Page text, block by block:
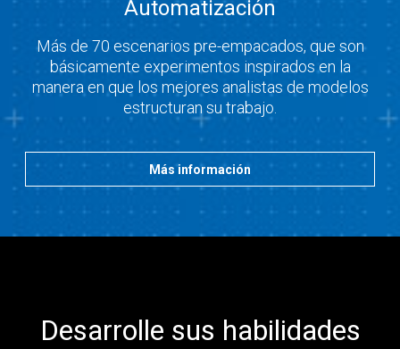
Automatización
Más de 70 escenarios pre-empacados, que son
básicamente experimentos inspirados en la
manera en que los mejores analistas de modelos
estructuran su trabajo.
Más información
Desarrolle sus habilidades